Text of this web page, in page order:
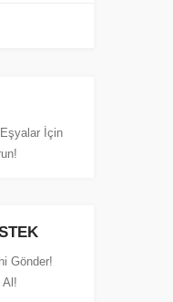
İçin
Gönder!
Al!